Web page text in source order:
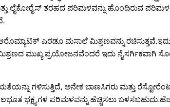
ಲೈಕೋರೈಸ್ ತರಹದ ಪರಿಮಳವನ್ನು ಹೊಂದಿರುವ
ಎರಡೂ ಮಸಾಲೆ ಮಿಶ್ರಣವನ್ನು ರಚಿಸುತ್ತವೆ.ಇದು
ಮುಖ್ಯ ಪ್ರಯೋಜನವೆಂದರೆ ಇದು ನೈಸರ್ಗಿಕವಾಗಿ
ಗಳಿಸುತ್ತಿದೆ, ಅನೇಕ ಬಾಣಸಿಗರು ಮತ್ತು
ಭಕ್ಷ್ಯಗಳ ಪರಿಮಳವನ್ನು ಹೆಚ್ಚಿಸಲು